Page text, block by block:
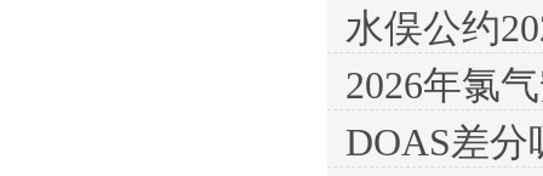
水俣公约
2026年氯
DOAS差